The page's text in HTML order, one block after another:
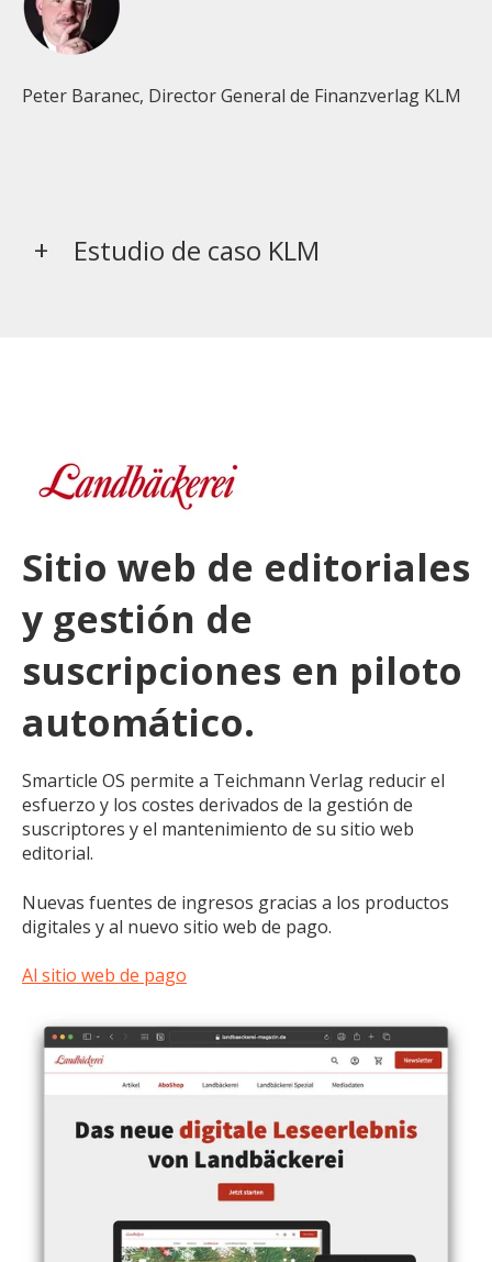
Peter Baranec, Director General de Finanzverlag KLM
Estudio de caso KLM
Sitio web de editoriales
y gestión de
suscripciones en piloto
automático.
Smarticle OS permite a Teichmann Verlag reducir el
esfuerzo y los costes derivados de la gestión de
suscriptores y el mantenimiento de su sitio web
editorial.
Nuevas fuentes de ingresos gracias a los productos
digitales y al nuevo sitio web de pago.
Al sitio web de pago